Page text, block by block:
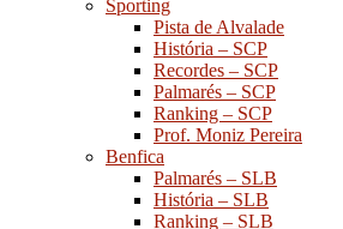
Sporting
Pista de Alvalade
História – SCP
Recordes – SCP
Palmarés – SCP
Ranking – SCP
Prof. Moniz Pereira
Benfica
Palmarés – SLB
História – SLB
Ranking – SLB